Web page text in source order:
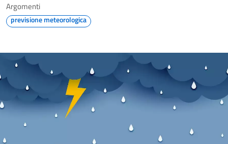
Argomenti
previsione meteorologica